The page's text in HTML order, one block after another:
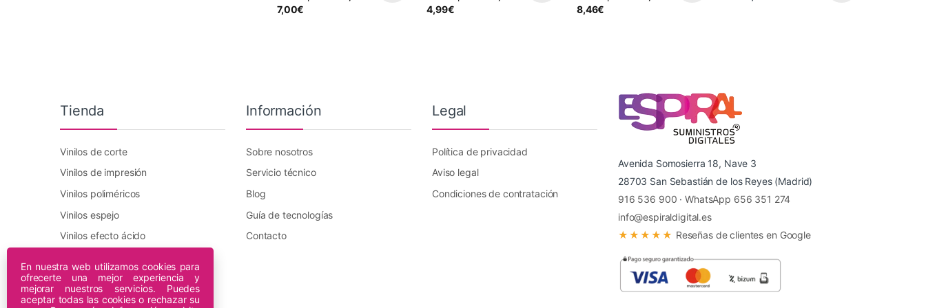
7,00€
4,99€
8,46€
Tienda
Vinilos de corte
Vinilos de impresión
Vinilos poliméricos
Vinilos espejo
Vinilos efecto ácido
Plotters DTF Innuro
Plotters de impresión
Información
Sobre nosotros
Servicio técnico
Blog
Guía de tecnologías
Contacto
Legal
Política de privacidad
Aviso legal
Condiciones de contratación
Avenida Somosierra 18, Nave 3
28703 San Sebastián de los Reyes (Madrid)
916 536 900 ·WhatsApp 656 351 274
info@espiraldigital.es
★★★★★ Reseñas de clientes en Google
En nuestra web utilizamos cookies para
ofrecerte una mejor experiencia y
mejorar nuestros servicios. Puedes
aceptar todas las cookies o rechazar su